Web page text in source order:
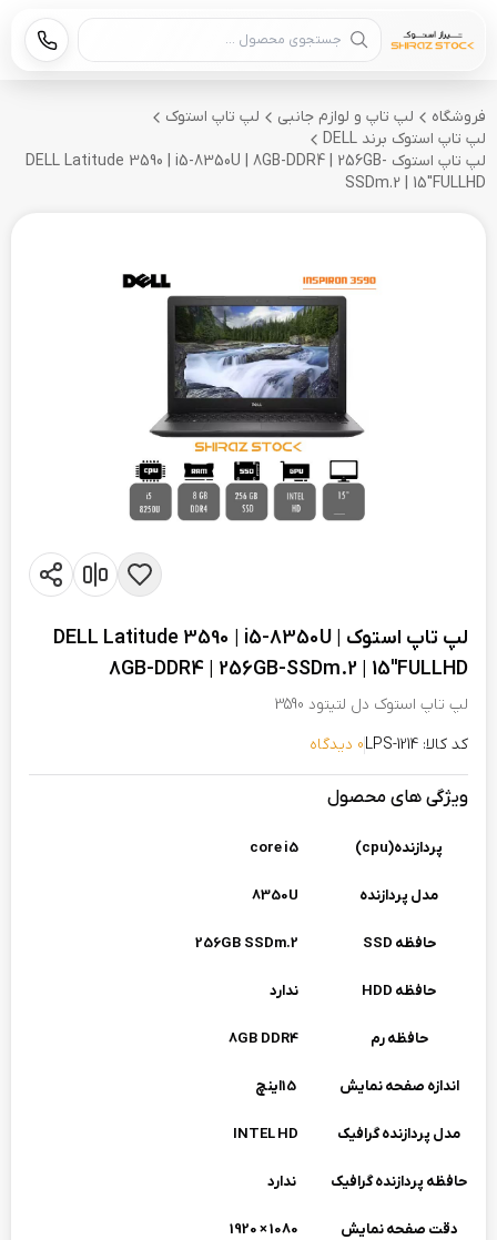
جستجوی محصول
فروشگاه لپ تاپ و لوازم جانبی
لپ تاپ استوک
لپ تاپ استوک برند DELL
لپ تاپ استوک DELL Latitude 3590 | i5-8350U | 8GB-DDR4 | 256GB-
SSDm.2 | 15"FULLHD
لپ تاپ استوک DELL Latitude 3590 | i5-8350U |
8GB-DDR4 | 256GB-SSDm.2 | 15"FULLHD
لپ تاپ استوک دل لتیتود 3590
کد کالا: LPS-1214
0 دیدگاه
ویژگی های محصول
پردازنده(cpu)
مدل پردازنده
حافظه SSD
حافظه HDD ندارد
حافظه رم
اندازه صفحه نمایش
مدل پردازنده گرافیک
حافظه پردازنده گرافیک ندارد
دقت صفحه نمایش